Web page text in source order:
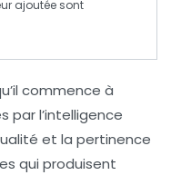
ajoutée sont
commence à
par l’intelligence
et la pertinence
qui produisent